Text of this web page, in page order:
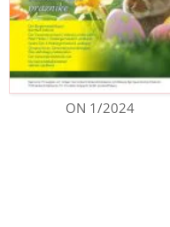
ON 1/2024